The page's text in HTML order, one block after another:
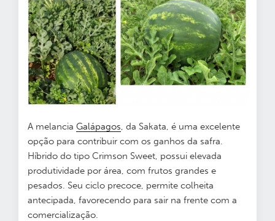
A melancia Galápagos, da Sakata, é uma excelente
opção para contribuir com os ganhos da safra.
Híbrido do tipo Crimson Sweet, possui elevada
produtividade por área, com frutos grandes e
pesados. Seu ciclo precoce, permite colheita
antecipada, favorecendo para sair na frente com a
comercialização.